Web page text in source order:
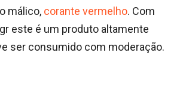
málico, corante vermelho. Com
este é um produto altamente
ser consumido com moderação.